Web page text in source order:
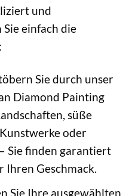
und
einfach die
Sie durch unser
Diamond Painting
süße
oder
Sie finden garantiert
Ihren Geschmack.
Sie Ihre ausgewählten